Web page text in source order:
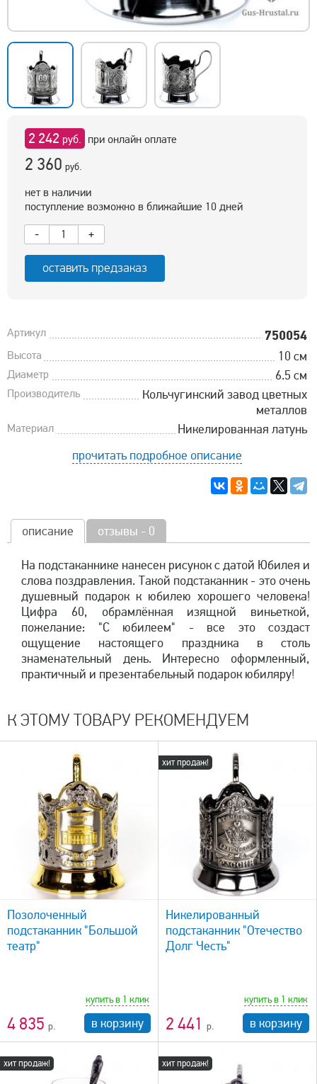
2 242 руб. при онлайн оплате
2 360 руб.
нет в наличии
поступление возможно в ближайшие 10 дней
-
+
оставить предзаказ
Артикул 750054
Высота 10 см
Диаметр 6.5 см
Производитель
Кольчугинский завод цветных
металлов
Материал
Никелированная латунь
прочитать подробное описание
описание отзывы - 0
На подстаканнике нанесен рисунок с датой Юбилея и
слова поздравления. Такой подстаканник - это очень
душевный подарок к юбилею хорошего человека!
Цифра 60, обрамлённая изящной виньеткой,
пожелание: "С юбилеем" - все это создаст
ощущение настоящего праздника в столь
знаменательный день. Интересно оформленный,
практичный и презентабельный подарок юбиляру!
К ЭТОМУ ТОВАРУ РЕКОМЕНДУЕМ
Позолоченный
подстаканник "Большой
театр"
4 835
купить в 1 клик
в корзину
хит продаж!
быстрый просмотр
Никелированный
подстаканник "Отечество
Долг Честь"
2 441
купить в 1 клик
в корзину
хит продаж! хит продаж!